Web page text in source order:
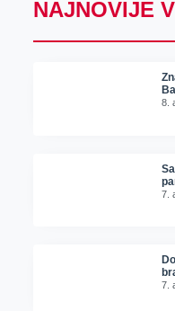
NAJNOVIJE
8.
7.
7.